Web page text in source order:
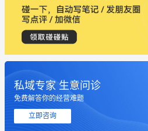
私域专家 生意问诊
免费解答你的经营难题
立即咨询
这个营销策划案例推荐大